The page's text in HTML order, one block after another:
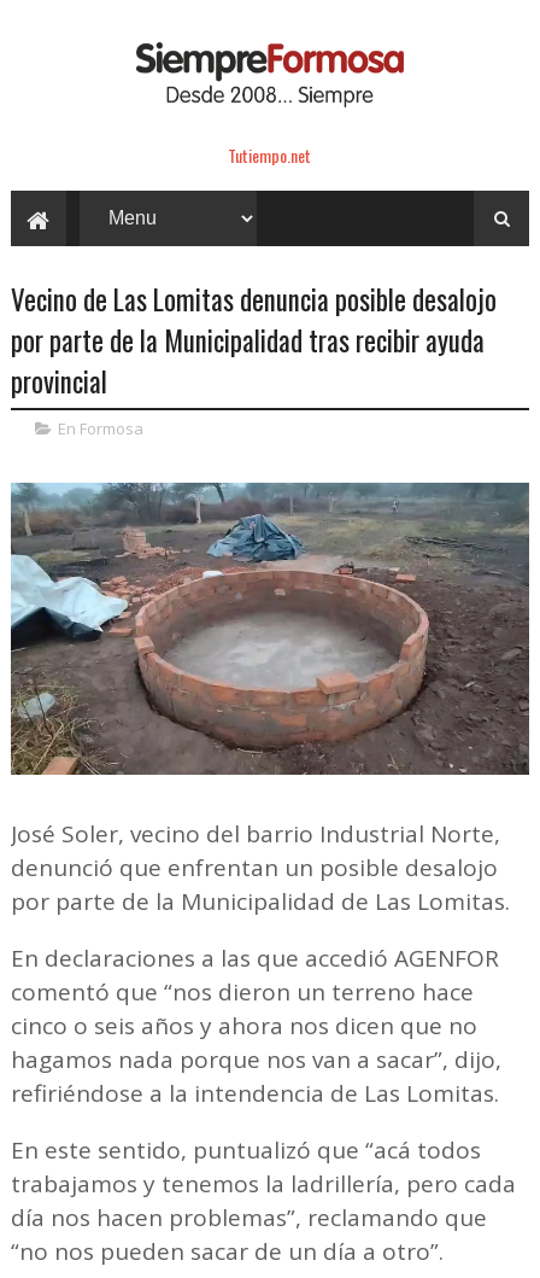
Tutiempo.net
Vecino de Las Lomitas denuncia posible desalojo
por parte de la Municipalidad tras recibir ayuda
provincial
En Formosa
José Soler, vecino del barrio Industrial Norte,
denunció que enfrentan un posible desalojo
por parte de la Municipalidad de Las Lomitas.
En declaraciones a las que accedió AGENFOR
comentó que “nos dieron un terreno hace
cinco o seis años y ahora nos dicen que no
hagamos nada porque nos van a sacar”, dijo,
refiriéndose a la intendencia de Las Lomitas.
En este sentido, puntualizó que “acá todos
trabajamos y tenemos la ladrillería, pero cada
día nos hacen problemas”, reclamando que
“no nos pueden sacar de un día a otro”.